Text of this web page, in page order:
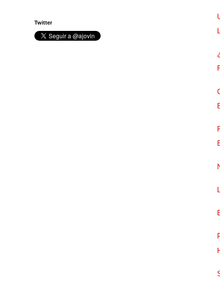
Twitter